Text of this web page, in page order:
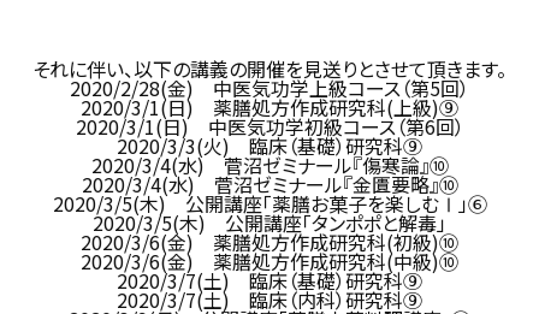
それに伴い、以下の講義の開催を見送りとさせて頂きます。
2020/2/28(金) 中医気功学上級コース（第5回）
2020/3/1(日) 薬膳処方作成研究科(上級)⑨
2020/3/1(日) 中医気功学初級コース（第6回）
2020/3/3(火) 臨床（基礎）研究科⑨
2020/3/4(水) 菅沼ゼミナール『傷寒論』⑩
2020/3/4(水) 菅沼ゼミナール『金匱要略』⑩
2020/3/5(木) 公開講座「薬膳お菓子を楽しむⅠ」⑥
2020/3/5(木) 公開講座「タンポポと解毒」
2020/3/6(金) 薬膳処方作成研究科(初級)⑩
2020/3/6(金) 薬膳処方作成研究科(中級)⑩
2020/3/7(土) 臨床（基礎）研究科⑨
2020/3/7(土) 臨床（内科）研究科⑨